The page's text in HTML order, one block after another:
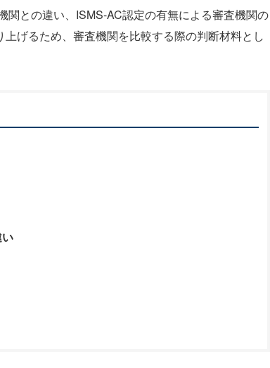
関との違い、ISMS-AC認定の有無による審査機関の
上げるため、審査機関を比較する際の判断材料とし